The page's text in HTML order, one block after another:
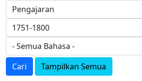
Cari Tampilkan Semua